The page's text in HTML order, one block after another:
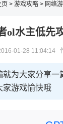
页 > 游戏攻略 > 网络
ol水主低先
01-28 11:04:14
就为大家分享一
家游戏愉快哦